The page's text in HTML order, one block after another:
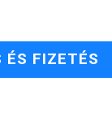
FIZETÉS